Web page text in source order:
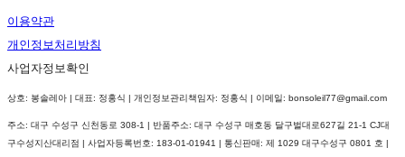
이용약관
개인정보처리방침
사업자정보확인
상호: 봉솔레아 | 대표: 정홍식 | 개인정보관리책임자: 정홍식 | 이메일: bonsoleil77@gmail.com
주소: 대구 수성구 신천동로 308-1 | 반품주소: 대구 수성구 매호동 달구벌대로627길 21-1 CJ대
구수성지산대리점 | 사업자등록번호: 183-01-01941 | 통신판매: 제 1029 대구수성구 0801 호 |